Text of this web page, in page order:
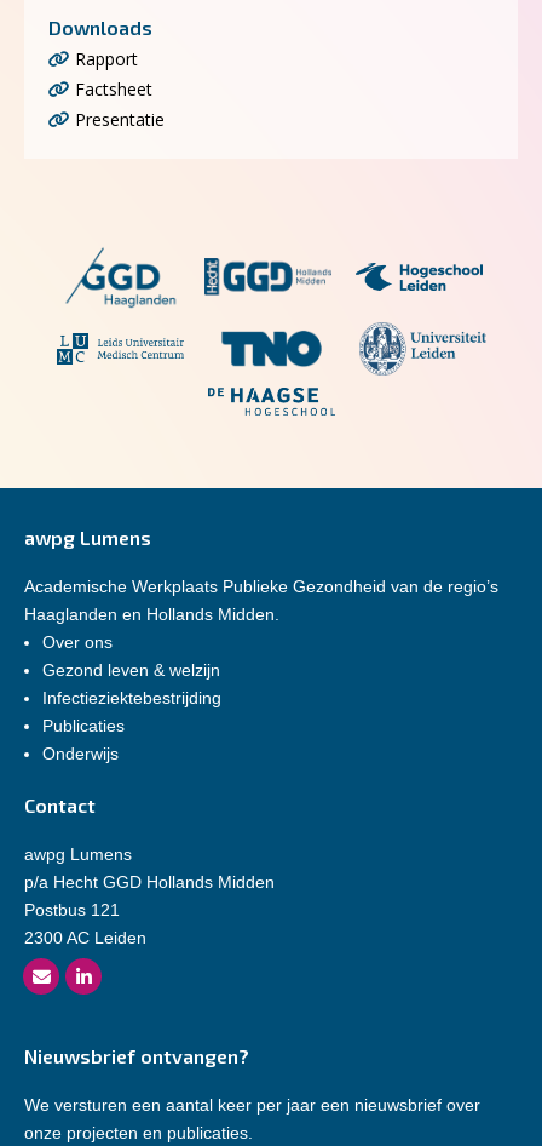
Downloads
Rapport
Factsheet
Presentatie
awpg Lumens
Academische Werkplaats Publieke Gezondheid van de regio’s
Haaglanden en Hollands Midden.
Over ons
Gezond leven & welzijn
Infectieziektebestrijding
Publicaties
Onderwijs
Contact
awpg Lumens
p/a Hecht GGD Hollands Midden
Postbus 121
2300 AC Leiden
Nieuwsbrief ontvangen?
We versturen een aantal keer per jaar een nieuwsbrief over
onze projecten en publicaties.